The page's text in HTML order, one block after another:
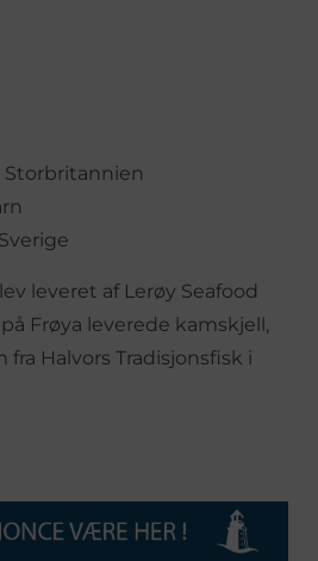
Storbritannien
leveret af Lerøy Seafood
Frøya leverede kamskjell,
Halvors Tradisjonsfisk i